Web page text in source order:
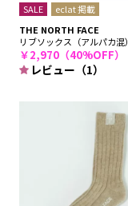
SALE
eclat 掲載
THE NORTH FACE
リブソックス（アルパカ混）
￥2,970（40%OFF）
レビュー（1）